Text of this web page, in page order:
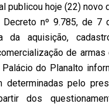
publicou hoje (22) novo
Decreto nº 9.785, de 7
da aquisição,
de
do Planalto
determinadas pelo
dos